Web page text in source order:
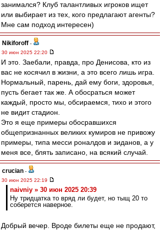
занимался? Клуб талантливых игроков ищет
или выбирает из тех, кого предлагают агенты?
Мне сам подход интересен)
Nikiforoff -
30 июн 2025 22:20
И это. Заебали, правда, про Денисова, кто из
вас не косячил в жизни, а это всего лишь игра.
Нормальный, парень, дай ему боги, здоровья,
пусть бегает так же. А обосраться может
каждый, просто мы, обсираемся, тихо и этого
не видит стадион.
Это я еще примеры обосравшихся
общепризнанных великих кумиров не привожу
примеры, типа месси роналдов и зиданов, а у
меня все, блять записано, на всякий случай.
crucian -
30 июн 2025 22:19
naivniy » 30 июн 2025 20:39
Ну тридцатка то вряд ли будет, но тыщ 20 то
соберется наверное.
Добрый вечер. Вроде билеты еще не продают,